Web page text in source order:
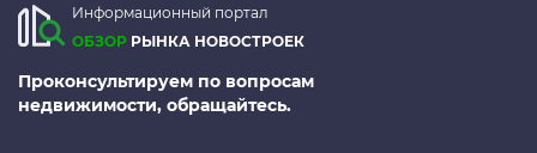
Информационный портал
ОБЗОР РЫНКА НОВОСТРОЕК
Проконсультируем по вопросам
недвижимости, обращайтесь.